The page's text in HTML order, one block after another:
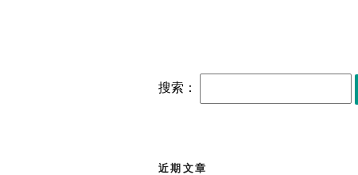
搜索：
近期文章